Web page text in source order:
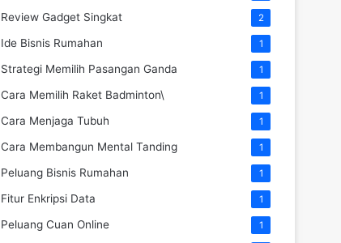
Review Gadget Singkat 2
Ide Bisnis Rumahan 1
Strategi Memilih Pasangan Ganda 1
Cara Memilih Raket Badminton\ 1
Cara Menjaga Tubuh 1
Cara Membangun Mental Tanding 1
Peluang Bisnis Rumahan 1
Fitur Enkripsi Data 1
Peluang Cuan Online 1